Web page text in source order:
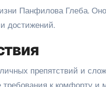
Панфилова Глеба. Оно
достижений.
препятствий и
к комфорту и